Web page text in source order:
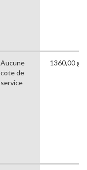
Aucune
cote de
service
1360,00 g